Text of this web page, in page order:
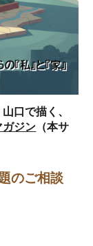
口で描く、
ガジン （本サ
のご相談